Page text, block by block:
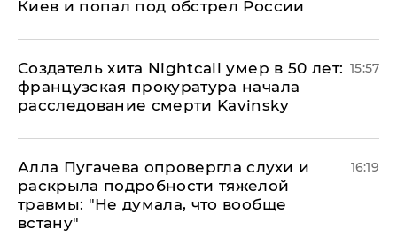
Киев и попал под обстрел России
Создатель хита Nightcall умер в 50 лет:
французская прокуратура начала
расследование смерти Kavinsky
15:57
Алла Пугачева опровергла слухи и
раскрыла подробности тяжелой
травмы: "Не думала, что вообще
встану"
16:19